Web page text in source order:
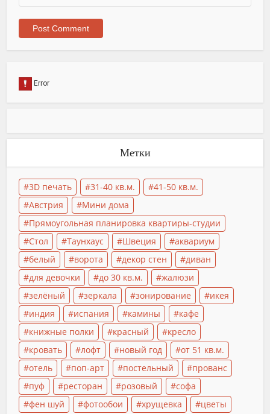
Метки
3D печать 31-40 кв.м.
41-50 кв.м.
Австрия
Мини дома
Прямоугольная планировка квартиры-студии
Стол
Таунхаус Швеция
аквариум
белый
ворота декор стен
диван
для девочки
до 30 кв.м.
жалюзи
зелёный
зеркала зонирование
икея
индия
испания камины
кафе
книжные полки
красный
кресло
кровать
лофт новый год
от 51 кв.м.
отель
поп-арт постельный
прованс
пуф
ресторан розовый
софа
фен шуй
фотообои хрущевка цветы